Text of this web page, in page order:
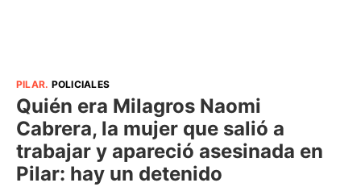
PILAR. POLICIALES
Quién era Milagros Naomi
Cabrera, la mujer que salió a
trabajar y apareció asesinada en
Pilar: hay un detenido